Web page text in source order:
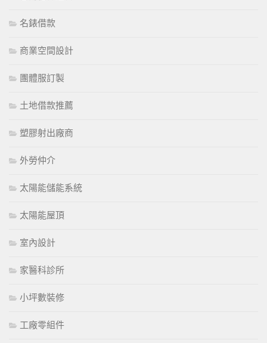
名錶借款
商業空間設計
團體服訂製
土地借款推薦
塑膠射出廠商
外勞仲介
太陽能儲能系統
太陽能屋頂
室內設計
家醫科診所
小坪數裝修
工廠零組件